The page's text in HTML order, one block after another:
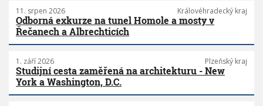
11. srpen 2026 Královéhradecký kraj
Odborná exkurze na tunel Homole a mosty v
Řečanech a Albrechticích
1. září 2026 Plzeňský kraj
Studijní cesta zaměřená na architekturu - New
York a Washington, D.C.